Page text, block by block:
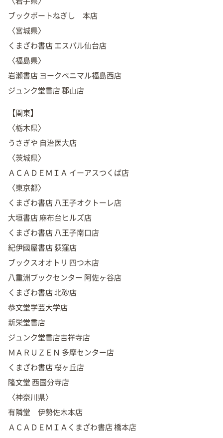
ブックポートねぎし 本店
〈宮城県〉
くまざわ書店 エスパル仙台店
〈福島県〉
岩瀬書店 ヨークベニマル福島西店
ジュンク堂書店 郡山店
【関東】
〈栃木県〉
うさぎや 自治医大店
〈茨城県〉
ＡＣＡＤＥＭＩＡ イーアスつくば店
〈東京都〉
くまざわ書店 八王子オクトーレ店
大垣書店 麻布台ヒルズ店
くまざわ書店 八王子南口店
紀伊國屋書店 荻窪店
ブックスオオトリ 四つ木店
八重洲ブックセンター 阿佐ヶ谷店
くまざわ書店 北砂店
恭文堂学芸大学店
新栄堂書店
ジュンク堂書店吉祥寺店
ＭＡＲＵＺＥＮ 多摩センター店
くまざわ書店 桜ヶ丘店
隆文堂 西国分寺店
〈神奈川県〉
有隣堂 伊勢佐木本店
ＡＣＡＤＥＭＩＡくまざわ書店 橋本店